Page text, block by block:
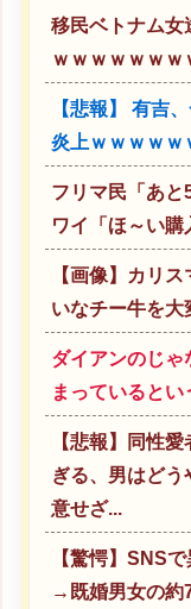
移民ベトナム女
ｗｗｗｗｗｗｗ
【悲報】 有吉
炎上ｗｗｗｗｗ
フリマ民「あと
ワイ「ほ～い購
【画像】カリ
いなチー牛を大
ダイアンのじゃ
まっていると
【悲報】同性
ぎる、男はど
意せざ...
【驚愕】SNS
→既婚男女の約